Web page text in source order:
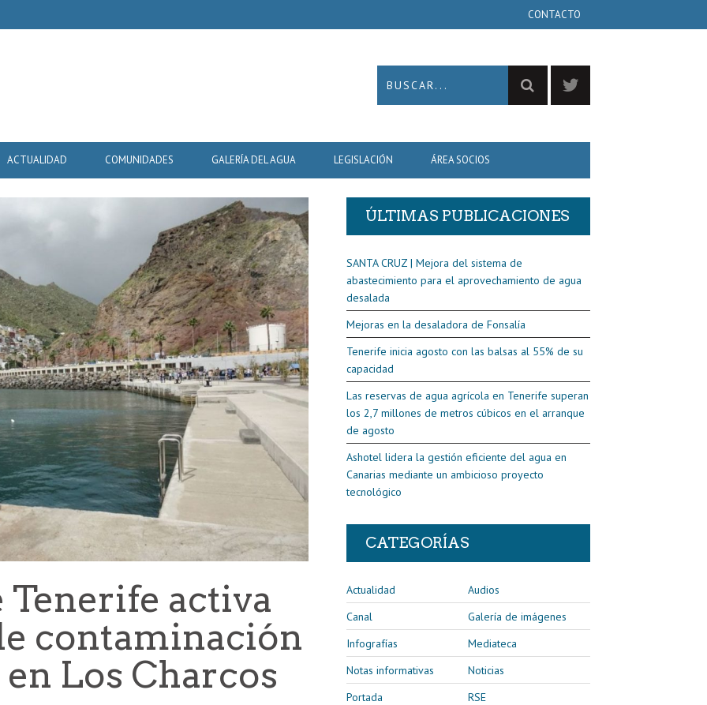
CONTACTO
ACTUALIDAD COMUNIDADES GALERÍA DEL AGUA LEGISLACIÓN ÁREA SOCIOS
Tenerife activa
contaminación
Los Charcos
ÚLTIMAS PUBLICACIONES
SANTA CRUZ | Mejora del sistema de
abastecimiento para el aprovechamiento de agua
desalada
Mejoras en la desaladora de Fonsalía
Tenerife inicia agosto con las balsas al 55% de su
capacidad
Las reservas de agua agrícola en Tenerife superan
los 2,7 millones de metros cúbicos en el arranque
de agosto
Ashotel lidera la gestión eficiente del agua en
Canarias mediante un ambicioso proyecto
tecnológico
CATEGORÍAS
Actualidad
Audios
Canal
Galería de imágenes
Infografías
Mediateca
Notas informativas
Noticias
Portada
RSE